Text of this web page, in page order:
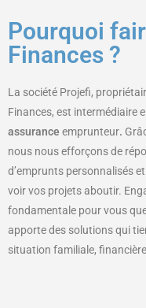
Pourquoi
Finances ?
La société Projefi,
Finances, est intermédiaire
assurance emprunteur.
nous nous efforçons de
d’emprunts personnalisés
voir vos projets aboutir.
fondamentale pour vous
apporte des solutions qui
situation familiale,